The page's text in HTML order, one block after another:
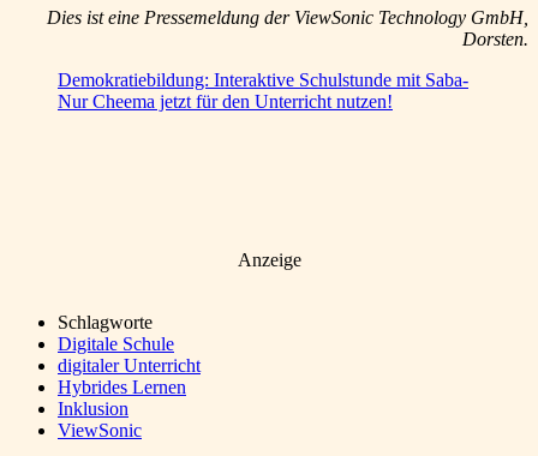
Dies ist eine Pressemeldung der ViewSonic Technology GmbH,
Dorsten.
Demokratiebildung: Interaktive Schulstunde mit Saba-
Nur Cheema jetzt für den Unterricht nutzen!
Anzeige
Schlagworte
Digitale Schule
digitaler Unterricht
Hybrides Lernen
Inklusion
ViewSonic